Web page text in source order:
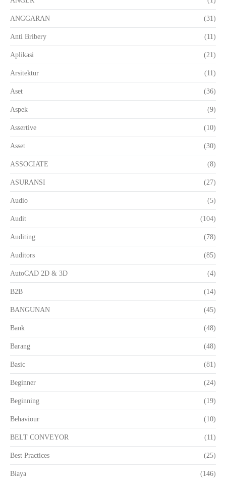
ANGGARAN (31)
Anti Bribery (11)
Aplikasi (21)
Arsitektur (11)
Aset (36)
Aspek (9)
Assertive (10)
Asset (30)
ASSOCIATE (8)
ASURANSI (27)
Audio (5)
Audit (104)
Auditing (78)
Auditors (85)
AutoCAD 2D & 3D (4)
B2B (14)
BANGUNAN (45)
Bank (48)
Barang (48)
Basic (81)
Beginner (24)
Beginning (19)
Behaviour (10)
BELT CONVEYOR (11)
Best Practices (25)
Biaya (146)